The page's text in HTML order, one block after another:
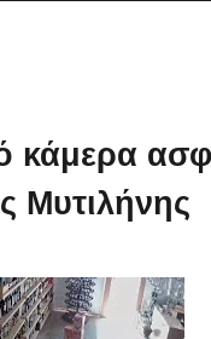
κάμερα
Μυτιλήνης